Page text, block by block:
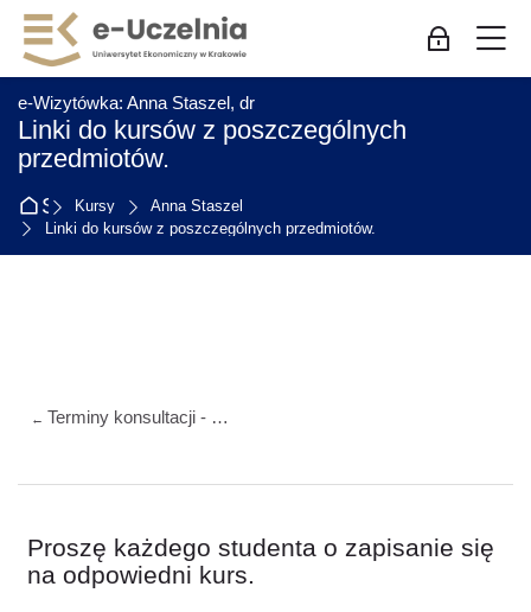
Skip to navigation
Skip to login form
Przejdź do głównej zawartości
Skip to accessibility options
Skip to footer
Skip accessibility options
Zaloguj
e-Wizytówka: Anna Staszel, dr
Linki do kursów z poszczególnych
przedmiotów.
Strona główna
Kursy
Anna Staszel
Linki do kursów z poszczególnych przedmiotów.
← Terminy konsultacji - studia niestacjonarne
Proszę każdego studenta o zapisanie się
na odpowiedni kurs.